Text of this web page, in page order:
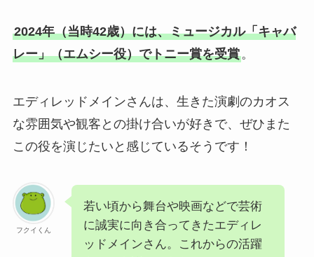
2024年（当時42歳）には、ミュージカル「キャバ
レー」（エムシー役）でトニー賞を受賞。
エディレッドメインさんは、生きた演劇のカオス
な雰囲気や観客との掛け合いが好きで、ぜひまた
この役を演じたいと感じているそうです！
フクイくん
若い頃から舞台や映画などで芸術
に誠実に向き合ってきたエディレ
ッドメインさん。これからの活躍